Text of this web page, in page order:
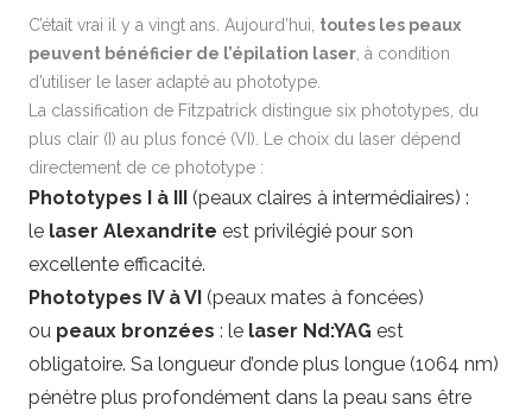
C’était vrai il y a vingt ans. Aujourd’hui, toutes les peaux
peuvent bénéficier de l’épilation laser , à condition
d’utiliser le laser adapté au phototype.
La classification de Fitzpatrick distingue six phototypes, du
plus clair (I) au plus foncé (VI). Le choix du laser dépend
directement de ce phototype :
Phototypes I à III (peaux claires à intermédiaires) :
le laser Alexandrite est privilégié pour son
excellente efficacité.
Phototypes IV à VI (peaux mates à foncées)
ou peaux bronzées : le laser Nd:YAG est
obligatoire. Sa longueur d’onde plus longue (1064 nm)
pénètre plus profondément dans la peau sans être